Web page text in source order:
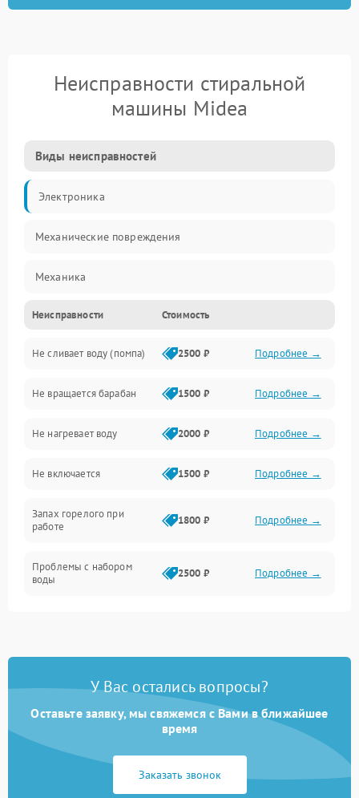
Неисправности стиральной
машины Midea
Виды неисправностей
Электроника
Механические повреждения
Механика
Электропитание
Водоснабжение
Слив
Программное обеспечение
Неисправности Стоимость
Не сливает воду (помпа) 2500 ₽ Подробнее →
Не вращается барабан 1500 ₽ Подробнее →
Не нагревает воду 2000 ₽ Подробнее →
Не включается 1500 ₽ Подробнее →
Запах горелого при
работе
1800 ₽ Подробнее →
Проблемы с набором
воды
2500 ₽ Подробнее →
Замена платы управления 2200 ₽ Подробнее →
У Вас остались вопросы?
Оставьте заявку, мы свяжемся с Вами в ближайшее
время
Заказать звонок